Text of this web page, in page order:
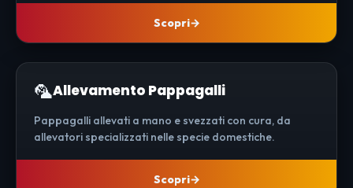
Scopri
🦜Allevamento Pappagalli
Pappagalli allevati a mano e svezzati con cura, da
allevatori specializzati nelle specie domestiche.
Scopri